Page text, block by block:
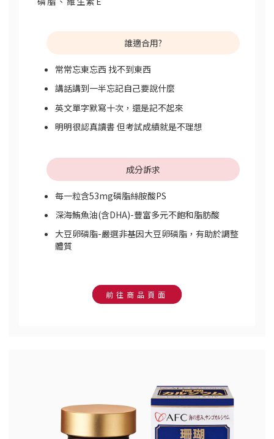
誰適合用?
常常忘東忘西 找不到東西
講話講到一半忘記自己要說什麼
英文單字默寫十次，還是記不起來
明明很認真讀書 但考試成績就是不理想
成分訴求
每一粒含53mg磷脂絲胺酸PS
深海鮪魚油(含DHA)-豐富多元不飽和脂肪酸
大豆卵磷脂-嚴選非基因大豆卵磷脂，有助於調整
體質
前往商品頁面